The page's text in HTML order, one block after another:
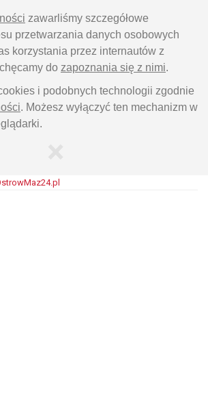
zawarliśmy szczegółowe
przetwarzania danych osobowych
korzystania przez internautów z
do zapoznania się z nimi.
i podobnych technologii zgodnie
. Możesz wyłączyć ten mechanizm w